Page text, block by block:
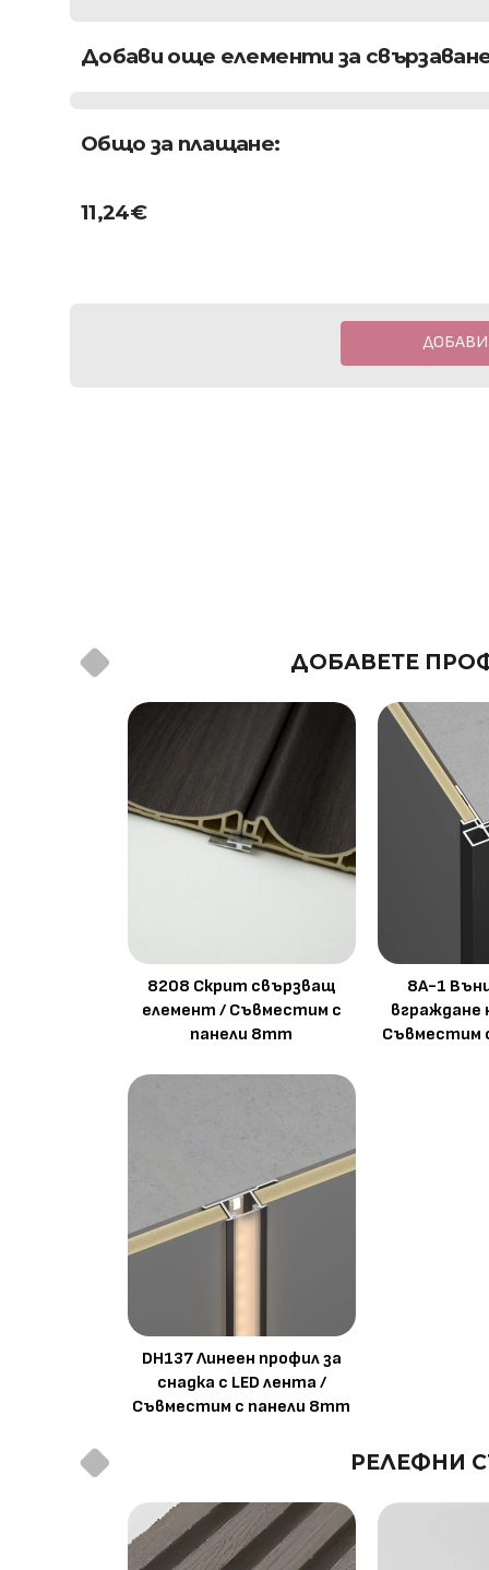
Добави още елементи за
Общо за плащане:
11,24€
ДОБАВЕТЕ
8208 Скрит свързващ
елемент / Съвместим с
панели 8mm
8A-1
вграждане
Съвместим
DH137 Линеен профил за
снадка с LED лента /
Съвместим с панели 8mm
РЕЛЕФНИ